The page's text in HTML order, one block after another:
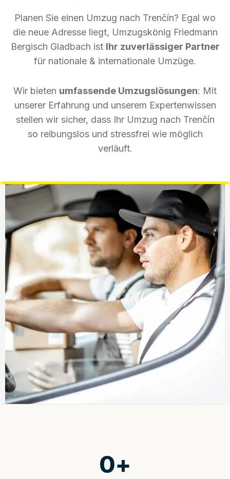
Planen Sie einen Umzug nach Trenčín? Egal wo
die neue Adresse liegt, Umzugskönig Friedmann
Bergisch Gladbach ist Ihr zuverlässiger Partner
für nationale & internationale Umzüge.
Wir bieten umfassende Umzugslösungen: Mit
unserer Erfahrung und unserem Expertenwissen
stellen wir sicher, dass Ihr Umzug nach Trenčín
so reibungslos und stressfrei wie möglich
verläuft.
0+